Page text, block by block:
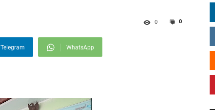
0
0
Telegram WhatsApp